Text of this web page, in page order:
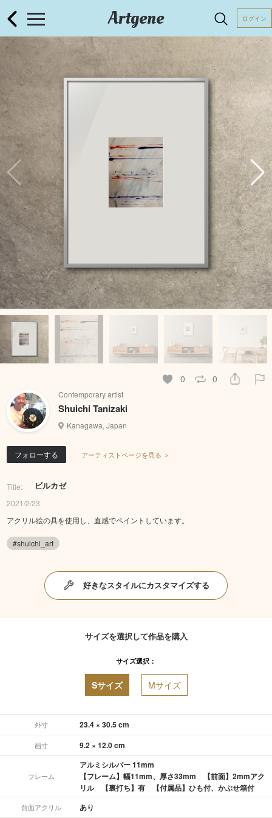
Artgene ログイン
0 0
Contemporary artist
Shuichi Tanizaki
Kanagawa, Japan
フォローする アーティストページを見る ＞
Title: ビルカゼ
2021/2/23
アクリル絵の具を使用し、直感でペイントしています。
#shuichi_art
好きなスタイルにカスタマイズする
サイズを選択して作品を購入
サイズ選択：
Sサイズ Mサイズ
外寸 23.4 × 30.5 cm
画寸 9.2 × 12.0 cm
フレーム
アルミシルバー 11mm
【フレーム】幅11mm、厚さ33mm 【前面】2mmアク
リル 【裏打ち】有 【付属品】ひも付、かぶせ箱付
前面アクリル あり